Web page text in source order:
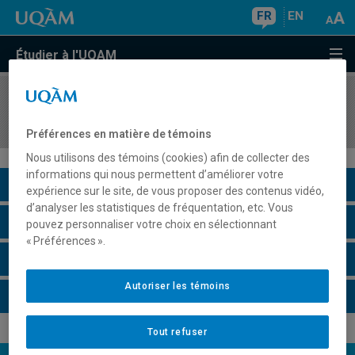
FR EN
Étudier à l'UQAM
COURS//
Description du cours
Horaire - Été 2026
Préférences en matière de témoins
Nous utilisons des témoins (cookies) afin de collecter des
informations qui nous permettent d’améliorer votre
expérience sur le site, de vous proposer des contenus vidéo,
d’analyser les statistiques de fréquentation, etc. Vous
pouvez personnaliser votre choix en sélectionnant
« Préférences ».
Tout refuser
Autoriser les témoins